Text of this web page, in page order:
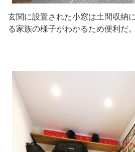
玄関に設置された小窓は土間収納
る家族の様子がわかるため便利だ。